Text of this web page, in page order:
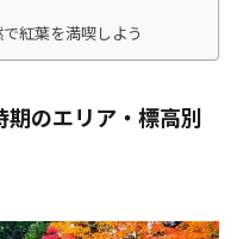
紅葉を満喫しよう
期のエリア・標高別